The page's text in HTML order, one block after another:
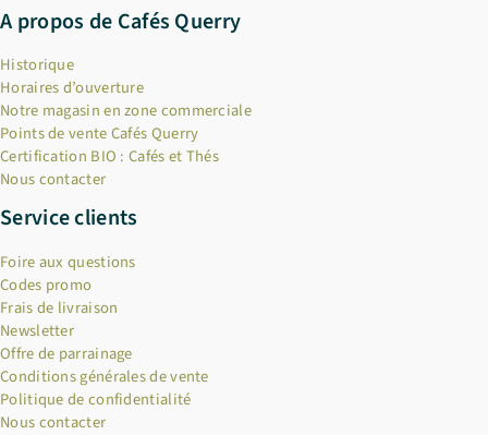
A propos de Cafés Querry
Historique
Horaires d’ouverture
Notre magasin en zone commerciale
Points de vente Cafés Querry
Certification BIO : Cafés et Thés
Nous contacter
Service clients
Foire aux questions
Codes promo
Frais de livraison
Newsletter
Offre de parrainage
Conditions générales de vente
Politique de confidentialité
Nous contacter